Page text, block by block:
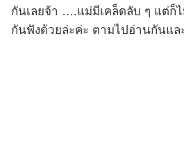
กันเลยจ้า ….แม่มีเคล็ดลับ ๆ แต่ก็
กันฟังด้วยล่ะค่ะ ตามไปอ่านกันแล